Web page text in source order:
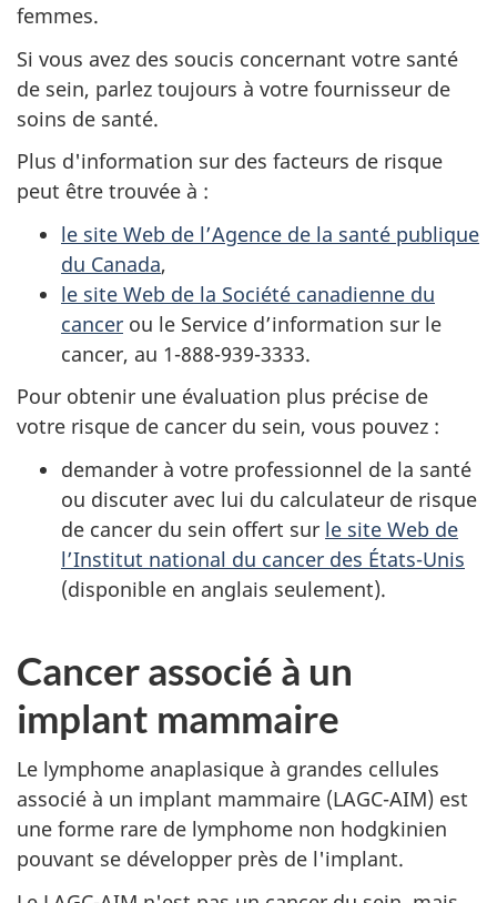
femmes.
Si vous avez des soucis concernant votre santé
de sein, parlez toujours à votre fournisseur de
soins de santé.
Plus d'information sur des facteurs de risque
peut être trouvée à :
le site Web de l’Agence de la santé publique
du Canada,
le site Web de la Société canadienne du
cancer ou le Service d’information sur le
cancer, au 1-888-939-3333.
Pour obtenir une évaluation plus précise de
votre risque de cancer du sein, vous pouvez :
demander à votre professionnel de la santé
ou discuter avec lui du calculateur de risque
de cancer du sein offert sur le site Web de
l’Institut national du cancer des États-Unis
(disponible en anglais seulement).
Cancer associé à un
implant mammaire
Le lymphome anaplasique à grandes cellules
associé à un implant mammaire (LAGC-AIM) est
une forme rare de lymphome non hodgkinien
pouvant se développer près de l'implant.